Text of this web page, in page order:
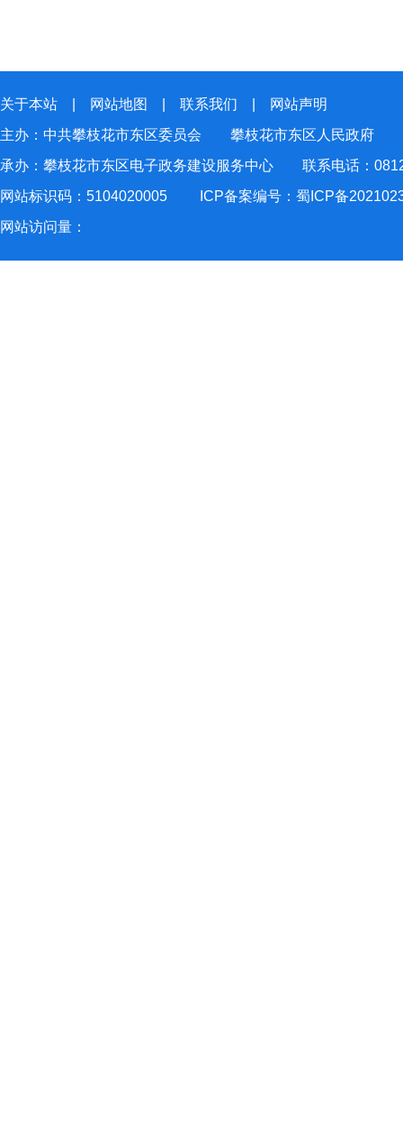
关于本站 网站地图 联系我们
网站声明
主办：中共攀枝花市东区委员会 攀枝花市东区人民政府
承办：攀枝花市东区电子政务建设服务中心 联系电话：
网站标识码：5104020005
ICP备案编号：蜀ICP备
网站访问量：